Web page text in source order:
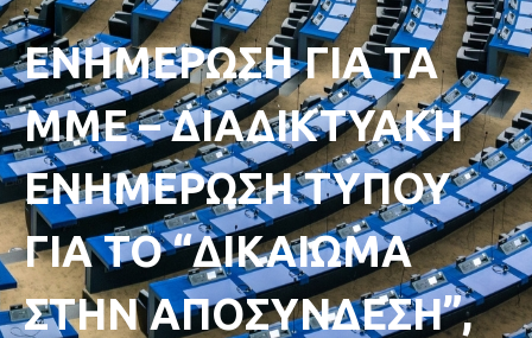
ΕΝΗΜΕΡΩΣΗ ΓΙΑ ΤΑ
ΜΜΕ – ΔΙΑΔΙΚΤΥΑΚΗ
ΕΝΗΜΕΡΩΣΗ ΤΥΠΟΥ
ΓΙΑ ΤΟ “ΔΙΚΑΙΩΜΑ
ΣΤΗΝ ΑΠΟΣΥΝΔΕΣΗ”,